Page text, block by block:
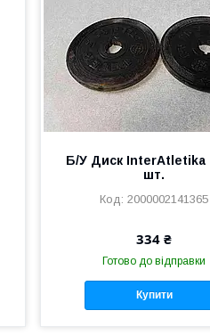
Б/У Диск InterAtletika
шт.
2000002141365
334 ₴
Готово до відправки
Купити